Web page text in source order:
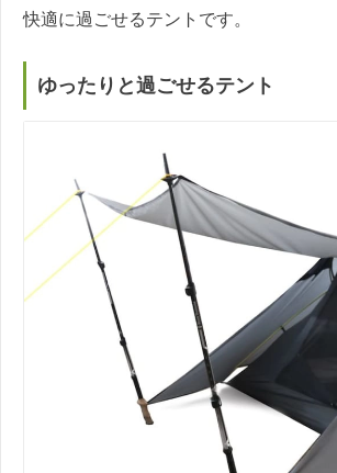
快適に過ごせるテントです。
ゆったりと過ごせるテント